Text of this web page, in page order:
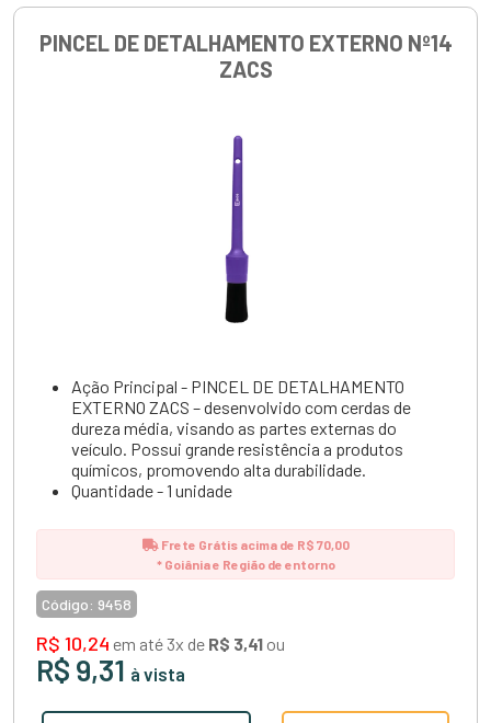
PINCEL DE DETALHAMENTO EXTERNO Nº14
ZACS
Ação Principal - PINCEL DE DETALHAMENTO
EXTERNO ZACS – desenvolvido com cerdas de
dureza média, visando as partes externas do
veículo. Possui grande resistência a produtos
químicos, promovendo alta durabilidade.
Quantidade - 1 unidade
Frete Grátis acima de R$ 70,00
* Goiânia e Região de entorno
Código: 9458
R$ 10,24 em até 3x de R$ 3,41 ou
R$ 9,31 à vista